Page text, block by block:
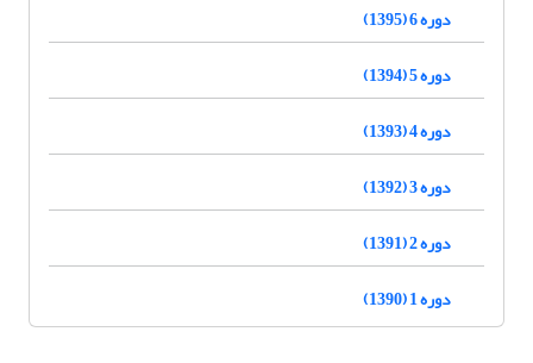
دوره 6 (1395)
دوره 5 (1394)
دوره 4 (1393)
دوره 3 (1392)
دوره 2 (1391)
دوره 1 (1390)